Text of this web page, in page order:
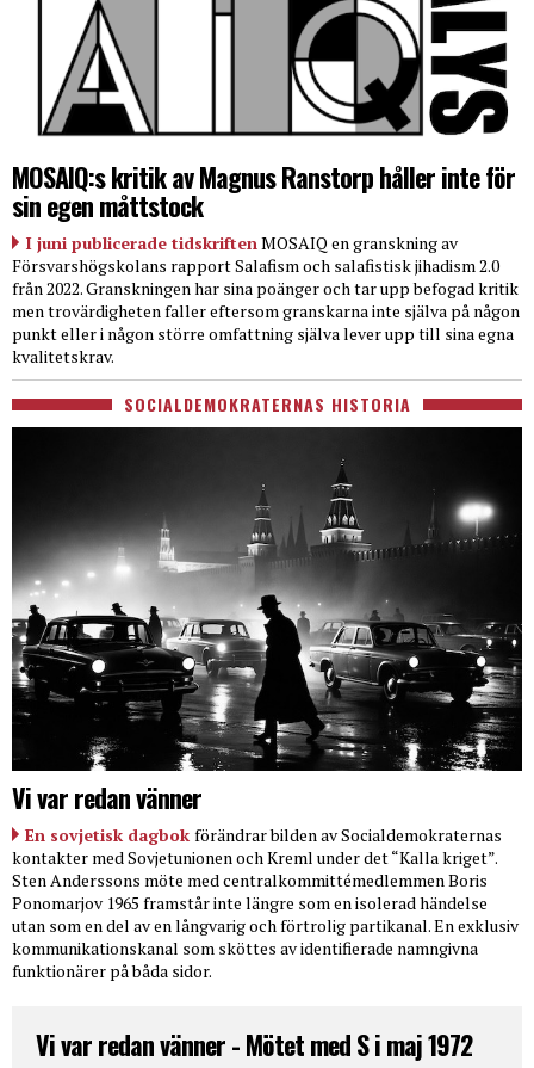
MOSAIQ:s kritik av Magnus Ranstorp håller inte för
sin egen måttstock
I juni publicerade tidskriftenMOSAIQ en granskning av
Försvarshögskolans rapport Salafism och salafistisk jihadism 2.0
från 2022. Granskningen har sina poänger och tar upp befogad kritik
men trovärdigheten faller eftersom granskarna inte själva på någon
punkt eller i någon större omfattning själva lever upp till sina egna
kvalitetskrav.
SOCIALDEMOKRATERNAS HISTORIA
Vi var redan vänner
En sovjetisk dagbok förändrar bilden av Socialdemokraternas
kontakter med Sovjetunionen och Kreml under det “Kalla kriget”.
Sten Anderssons möte med centralkommittémedlemmen Boris
Ponomarjov 1965 framstår inte längre som en isolerad händelse
utan som en del av en långvarig och förtrolig partikanal. En exklusiv
kommunikationskanal som sköttes av identifierade namngivna
funktionärer på båda sidor.
Vi var redan vänner - Mötet med S i maj 1972